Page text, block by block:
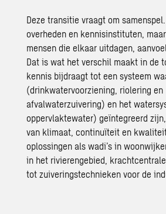
Deze transitie vraagt om
overheden en kennisinstituten,
mensen die elkaar uitdagen,
Dat is wat het verschil maakt in de
kennis bijdraagt tot een systeem
(drinkwatervoorziening, riolering en
afvalwaterzuivering) en het
oppervlaktewater) geïntegreerd
van klimaat, continuïteit en
oplossingen als wadi’s in
in het rivierengebied,
tot zuiveringstechnieken voor de